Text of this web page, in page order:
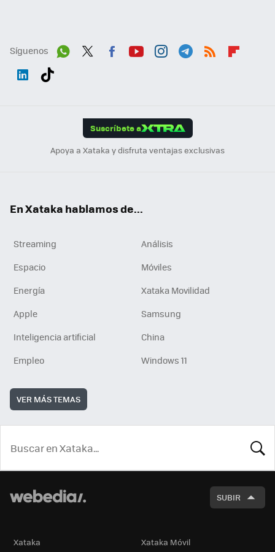
Síguenos
Suscríbete a
Apoya a Xataka y disfruta ventajas exclusivas
En Xataka hablamos de...
Streaming
Análisis
Espacio
Móviles
Energía
Xataka Movilidad
Apple
Samsung
Inteligencia artificial
China
Empleo
Windows 11
VER MÁS TEMAS
SUBIR
Xataka Xataka Móvil